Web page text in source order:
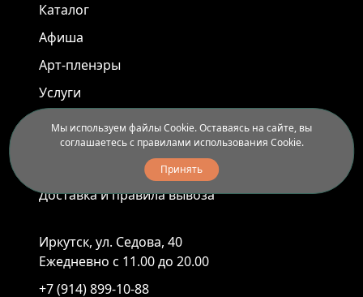
Каталог
Афиша
Арт-пленэры
Услуги
Новости
Доставка и правила вывоза
Иркутск, ул. Седова, 40
Ежедневно с 11.00 до 20.00
+7 (914) 899-10-88
Мы используем файлы Cookie. Оставаясь на сайте, вы
соглашаетесь с правилами использования Cookie.
Принять